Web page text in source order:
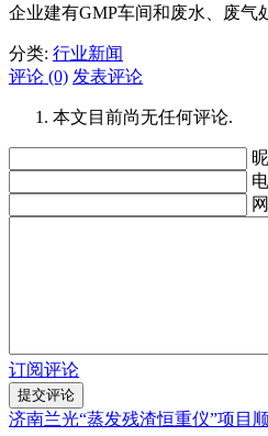
企业建有GMP车间和废水、废气
分类: 行业新闻
评论 (0) 发表评论
本文目前尚无任何评论.
订阅评论
济南兰光“蒸发残渣恒重仪”项目